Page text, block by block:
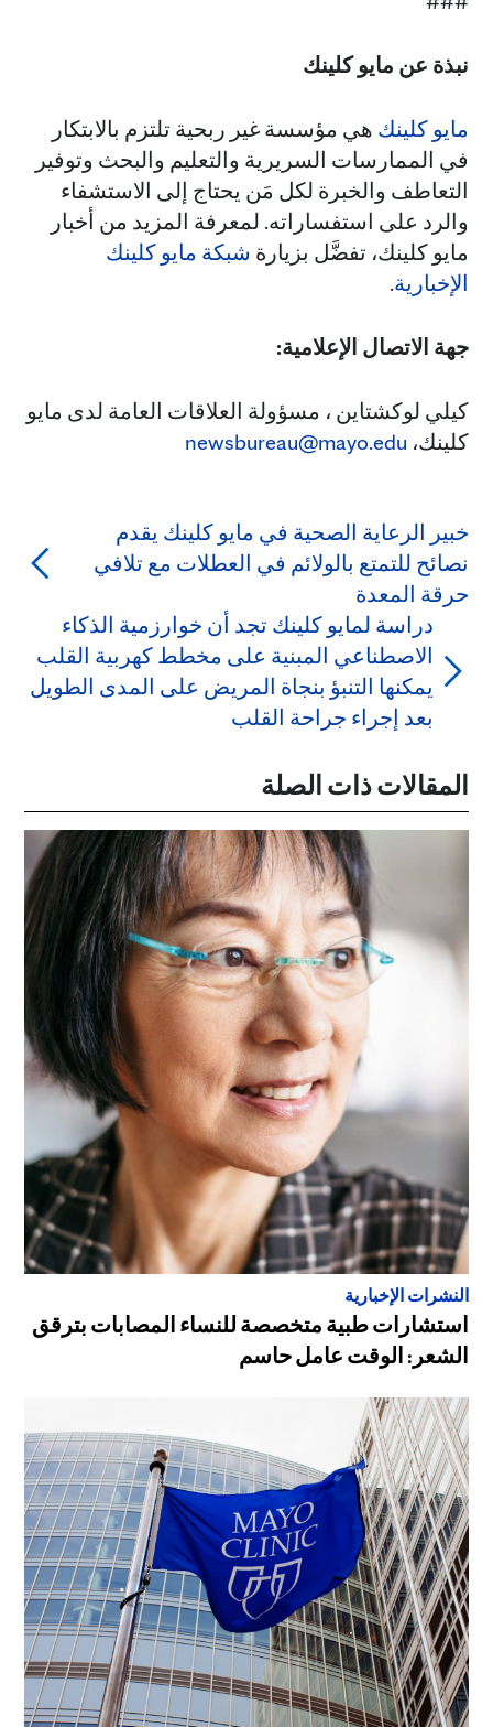
نبذة عن مايو كلينك
مايو كلينك هي مؤسسة غير ربحية تلتزم بالابتكار
في الممارسات السريرية والتعليم والبحث وتوفير
التعاطف والخبرة لكل مَن يحتاج إلى الاستشفاء
والرد على استفساراته. لمعرفة المزيد من أخبار
مايو كلينك، تفضَّل بزيارة شبكة مايو كلينك
الإخبارية.
جهة الاتصال الإعلامية:
كيلي لوكشتاين ، مسؤولة العلاقات العامة لدى مايو
كلينك، newsbureau@mayo.edu
خبير الرعاية الصحية في مايو كلينك يقدم
نصائح للتمتع بالولائم في العطلات مع تلافي
حرقة المعدة
دراسة لمايو كلينك تجد أن خوارزمية الذكاء
الاصطناعي المبنية على مخطط كهربية القلب
يمكنها التنبؤ بنجاة المريض على المدى الطويل
بعد إجراء جراحة القلب
المقالات ذات الصلة
النشرات الإخبارية
استشارات طبية متخصصة للنساء المصابات بترقق
الشعر: الوقت عامل حاسم